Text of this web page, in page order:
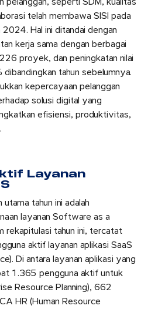
telah membawa SISI pada
Hal ini ditandai dengan
kerja sama dengan berbagai
proyek, dan peningkatan nilai
tahun sebelumnya.
kepercayaan pelanggan
solusi digital yang
efisiensi, produktivitas,
Layanan
utama tahun ini adalah
layanan Software as a
rekapitulasi tahun ini, tercatat
aktif layanan aplikasi SaaS
Di antara layanan aplikasi yang
1.365 pengguna aktif untuk
Resource Planning), 662
HR (Human Resource